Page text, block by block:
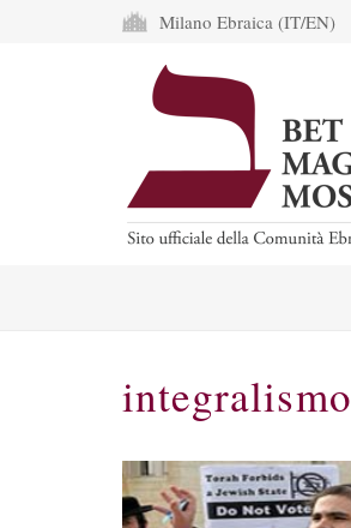
Milano Ebraica (IT/EN)
integralismo